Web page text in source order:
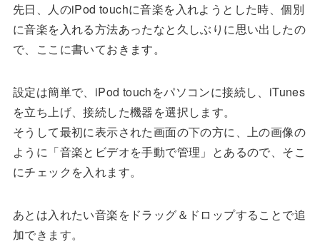
先日、人のiPod touchに音楽を入れようとした時、個別
に音楽を入れる方法あったなと久しぶりに思い出したの
で、ここに書いておきます。
設定は簡単で、iPod touchをパソコンに接続し、iTunes
を立ち上げ、接続した機器を選択します。
そうして最初に表示された画面の下の方に、上の画像の
ように「音楽とビデオを手動で管理」とあるので、そこ
にチェックを入れます。
あとは入れたい音楽をドラッグ＆ドロップすることで追
加できます。